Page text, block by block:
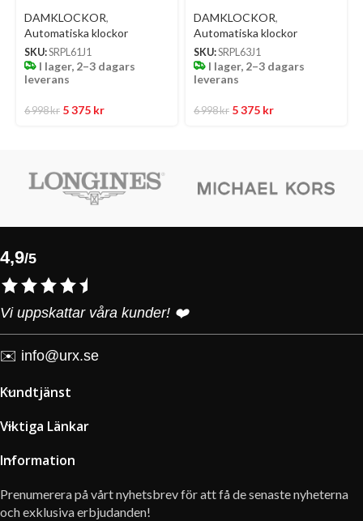
Ljusblå Urtavla Med
Diamanter Och Stållänk
DAMKLOCKOR,
Automatiska klockor
SKU:SRPL61J1
I lager, 2–3 dagars
leverans
6 998kr 5 375 kr
Ljusgrön Urtavla Med
Diamanter Och Stållänk
DAMKLOCKOR,
Automatiska klockor
SKU:SRPL63J1
I lager, 2–3 dagars
leverans
6 998kr 5 375 kr
4,9/5
Vi uppskattar våra kunder! ❤️
✉️ info@urx.se
Kundtjänst
Viktiga Länkar
Information
Prenumerera på vårt nyhetsbrev för att få de senaste nyheterna
och exklusiva erbjudanden!